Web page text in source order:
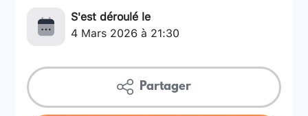
S'est déroulé le
4 Mars 2026 à 21:30
Partager